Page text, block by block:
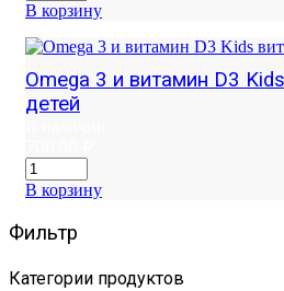
В корзину
Omega 3 и витамин D3
детей
В корзину
Фильтр
Категории продуктов